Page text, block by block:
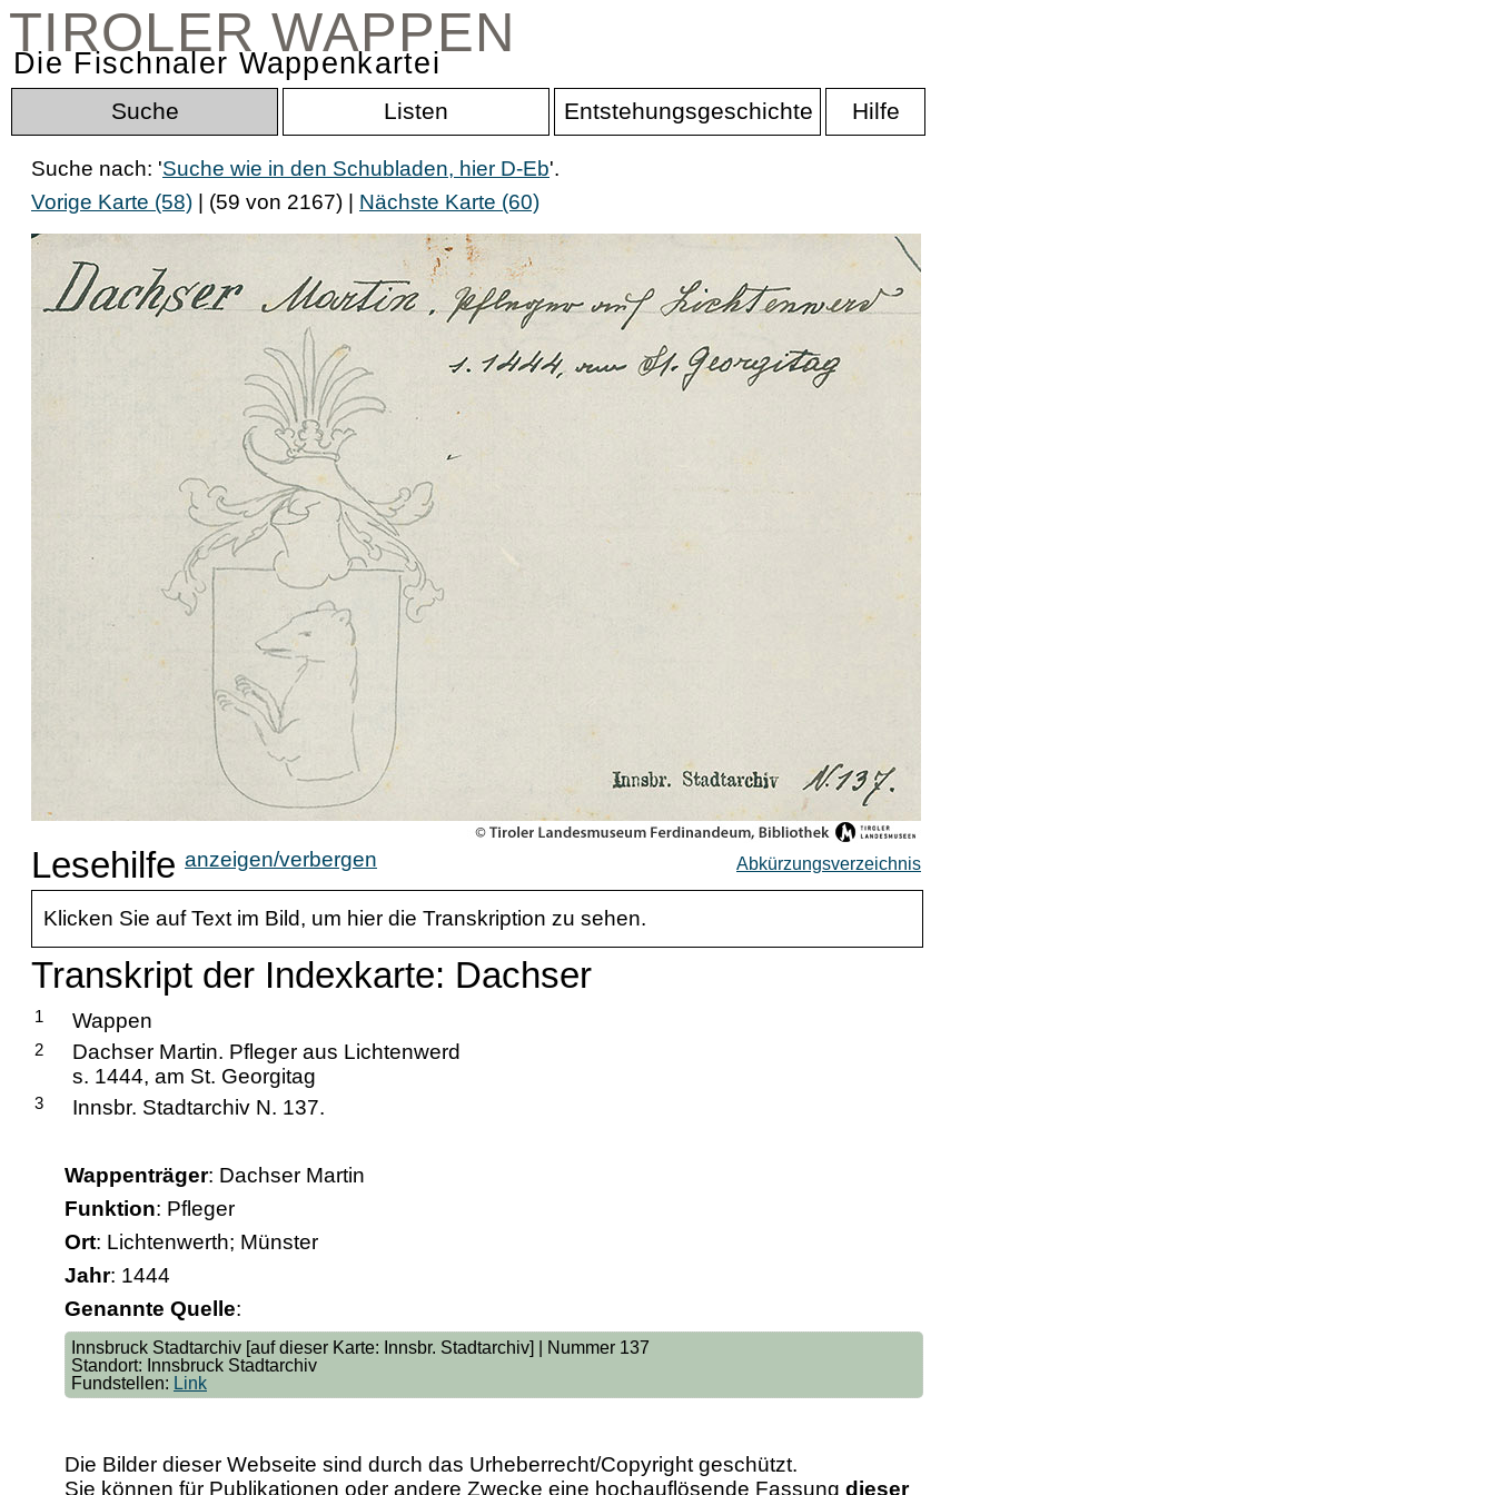
TIROLER WAPPEN
Die Fischnaler Wappenkartei
Suche Listen Entstehungsgeschichte Hilfe
Suche nach: 'Suche wie in den Schubladen, hier D-Eb'.
Vorige Karte (58) | (59 von 2167) | Nächste Karte (60)
Lesehilfe anzeigen/verbergen Abkürzungsverzeichnis
Klicken Sie auf Text im Bild, um hier die Transkription zu sehen.
Transkript der Indexkarte: Dachser
1 Wappen
2
Dachser Martin. Pfleger aus Lichtenwerd
s. 1444, am St. Georgitag
3 Innsbr. Stadtarchiv N. 137.
Wappenträger: Dachser Martin
Funktion: Pfleger
Ort: Lichtenwerth; Münster
Jahr: 1444
Genannte Quelle:
Innsbruck Stadtarchiv [auf dieser Karte: Innsbr. Stadtarchiv] | Nummer 137
Standort: Innsbruck Stadtarchiv
Fundstellen: Link
Die Bilder dieser Webseite sind durch das Urheberrecht/Copyright geschützt.
Sie können für Publikationen oder andere Zwecke eine hochauflösende Fassung dieser